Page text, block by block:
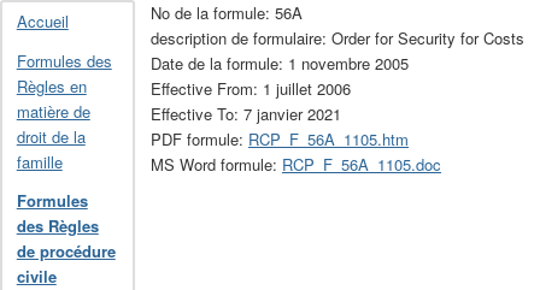
Accueil
Formules des
Règles en
matière de
droit de la
famille
Formules
des Règles
de procédure
civile
No de la formule: 56A
description de formulaire: Order for Security for Costs
Date de la formule: 1 novembre 2005
Effective From: 1 juillet 2006
Effective To: 7 janvier 2021
PDF formule: RCP_F_56A_1105.htm
MS Word formule: RCP_F_56A_1105.doc